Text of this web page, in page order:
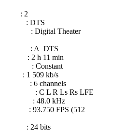
2
DTS
Digital Theater
A_DTS
h 11 min
: Constant
509 kb/s
6 channels
: C L R Ls Rs LFE
: 48.0 kHz
FPS (512
24 bits